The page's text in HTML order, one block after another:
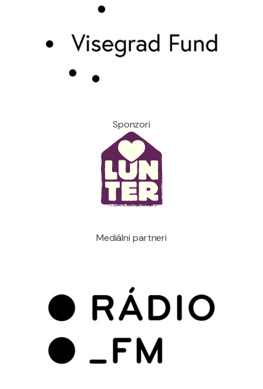
Sponzori
Mediálni partneri